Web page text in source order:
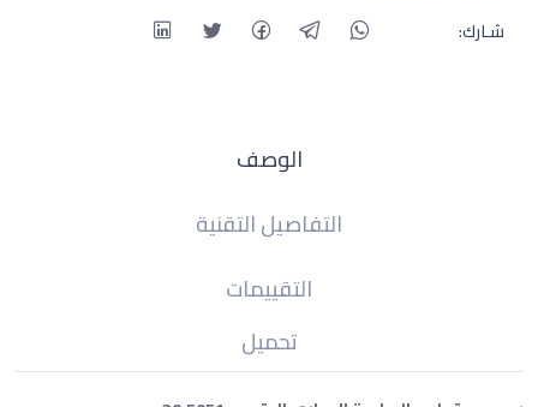
شـارك:
الوصف
التفاصيل التقنية
التقييمات
تحميل